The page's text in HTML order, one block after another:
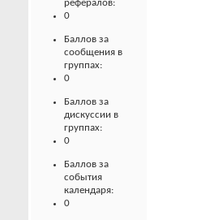
рефералов:
0
Баллов за
сообщения в
группах:
0
Баллов за
дискуссии в
группах:
0
Баллов за
события
календаря:
0